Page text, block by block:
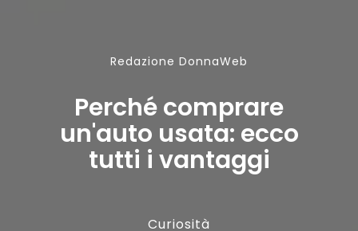
Redazione DonnaWeb
Perché comprare
un'auto usata: ecco
tutti i vantaggi
Curiosità